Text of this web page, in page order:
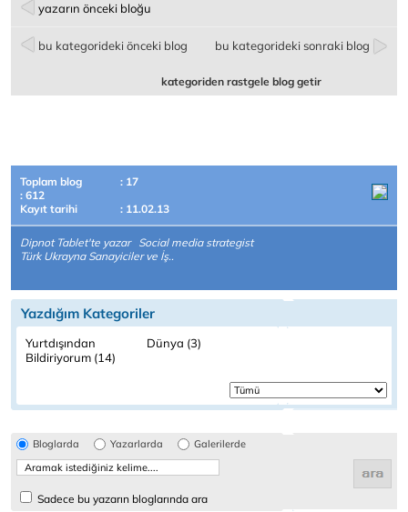
yazarın önceki bloğu
bu kategorideki önceki blog bu kategorideki sonraki blog
kategoriden rastgele blog getir
Toplam blog
: 17
: 612
Kayıt tarihi
: 11.02.13
Dipnot Tablet'te yazar Social media strategist
Türk Ukrayna Sanayiciler ve İş..
Yazdığım Kategoriler
Yurtdışından
Bildiriyorum (14)
Dünya (3)
Bloglarda Yazarlarda Galerilerde
Sadece bu yazarın bloglarında ara